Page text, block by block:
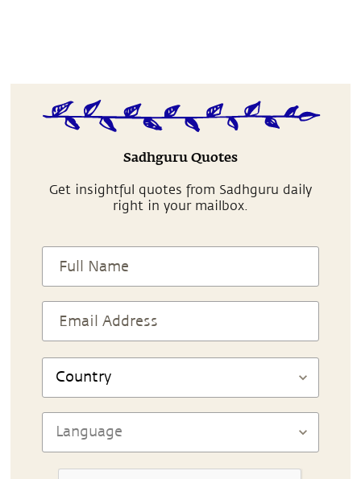
Sadhguru Quotes
Get insightful quotes from Sadhguru daily
right in your mailbox.